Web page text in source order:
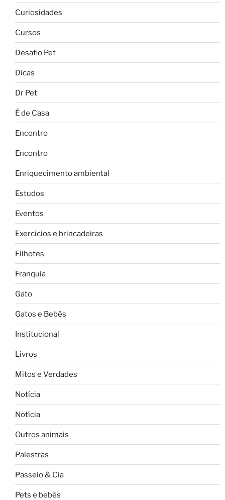
Curiosidades
Cursos
Desafio Pet
Dicas
Dr Pet
É de Casa
Encontro
Encontro
Enriquecimento ambiental
Estudos
Eventos
Exercícios e brincadeiras
Filhotes
Franquia
Gato
Gatos e Bebês
Institucional
Livros
Mitos e Verdades
Notícia
Notícia
Outros animais
Palestras
Passeio & Cia
Pets e bebês